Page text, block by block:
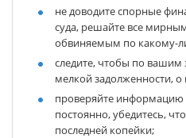
не доводите спорные
суда, решайте все
обвиняемым по какому-
следите, чтобы по вашим
мелкой задолженности, о
проверяйте
постоянно, убедитесь,
последней копейки;